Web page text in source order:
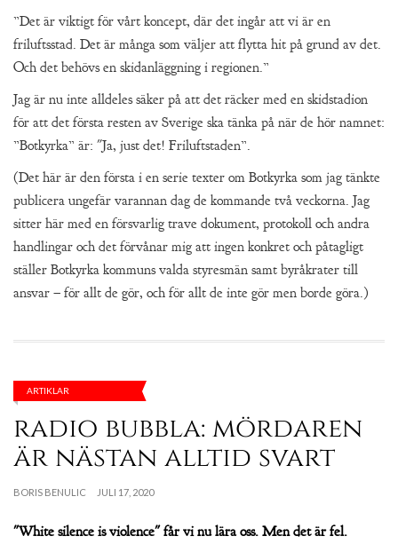
”Det är viktigt för vårt koncept, där det ingår att vi är en
friluftsstad. Det är många som väljer att flytta hit på grund av det.
Och det behövs en skidanläggning i regionen.”
Jag är nu inte alldeles säker på att det räcker med en skidstadion
för att det första resten av Sverige ska tänka på när de hör namnet:
”Botkyrka” är: "Ja, just det! Friluftstaden”.
(Det här är den första i en serie texter om Botkyrka som jag tänkte
publicera ungefär varannan dag de kommande två veckorna. Jag
sitter här med en försvarlig trave dokument, protokoll och andra
handlingar och det förvånar mig att ingen konkret och påtagligt
ställer Botkyrka kommuns valda styresmän samt byråkrater till
ansvar – för allt de gör, och för allt de inte gör men borde göra.)
ARTIKLAR
radio bubbla: mördaren
är nästan alltid svart
BORIS BENULIC JULI 17, 2020
"White silence is violence" får vi nu lära oss. Men det är fel.